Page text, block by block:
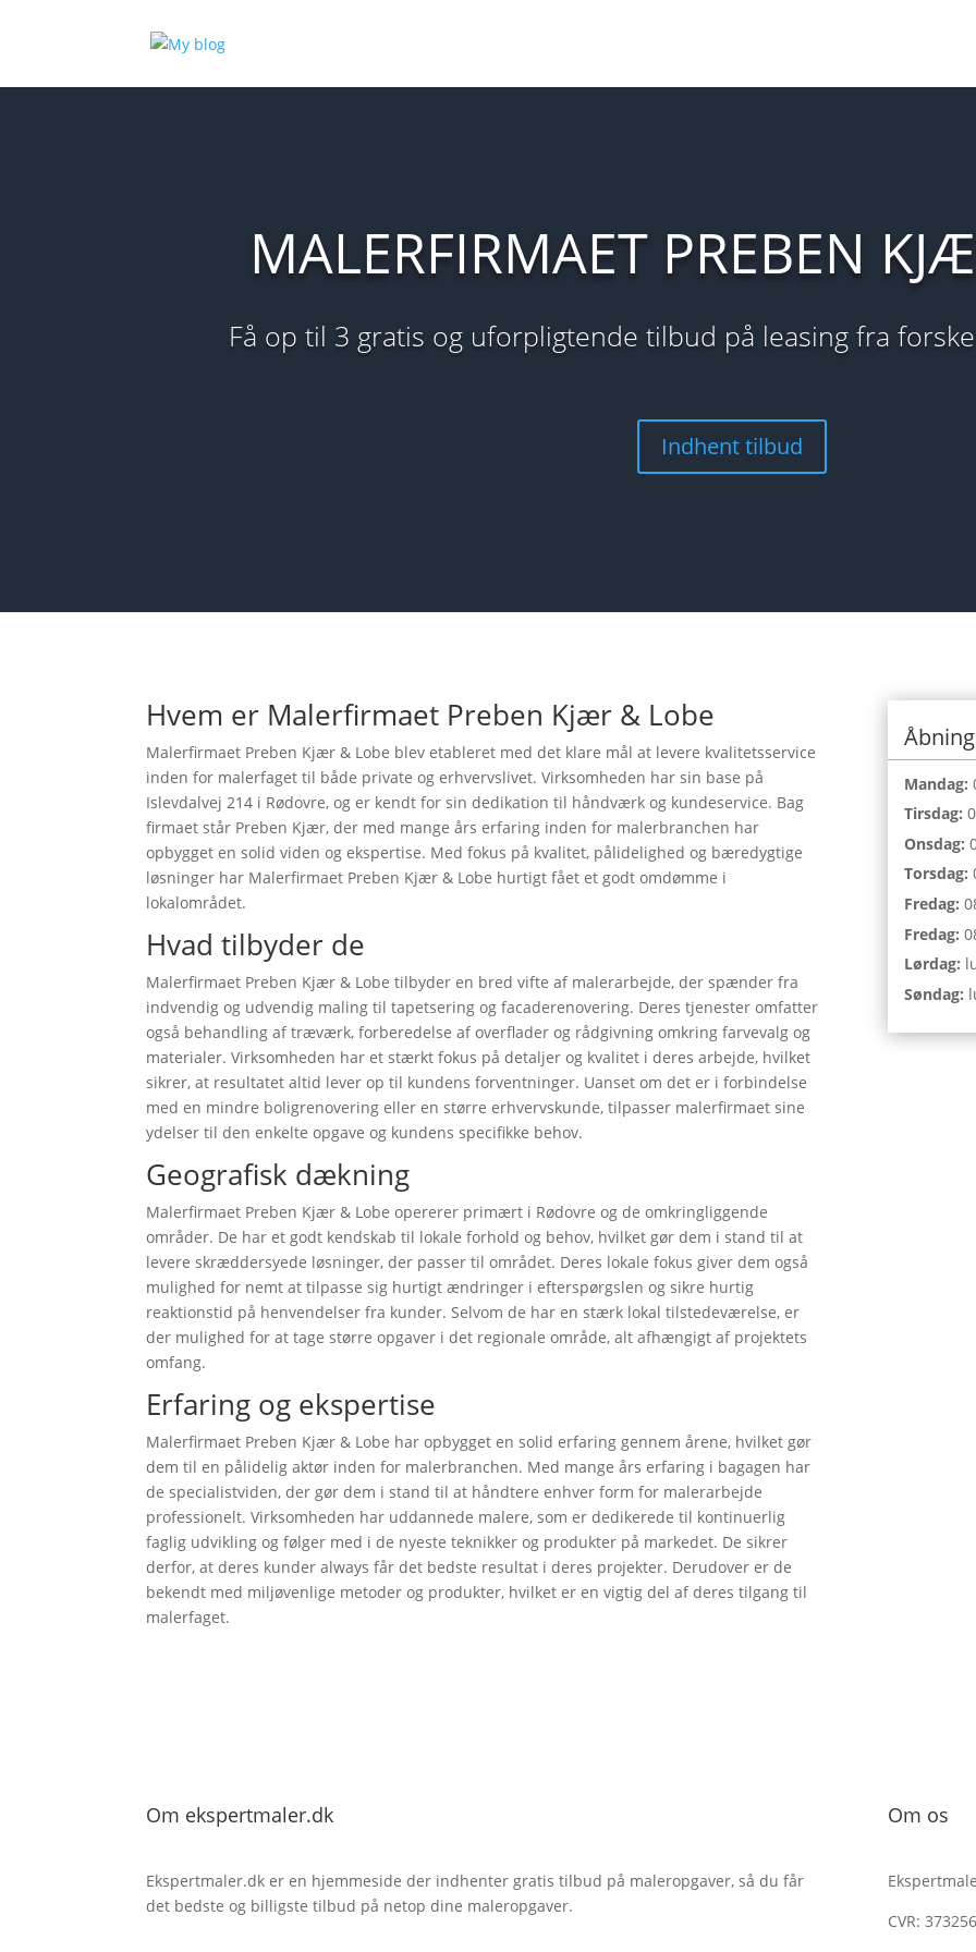
MALERFIRMAET PREBEN
Få op til 3 gratis og uforpligtende tilbud på leasing fra
Indhent tilbud
Hvem er Malerfirmaet Preben Kjær & Lobe
Malerfirmaet Preben Kjær & Lobe blev etableret med det klare mål at levere kvalitetsservice
inden for malerfaget til både private og erhvervslivet. Virksomheden har sin base på
Islevdalvej 214 i Rødovre, og er kendt for sin dedikation til håndværk og kundeservice. Bag
firmaet står Preben Kjær, der med mange års erfaring inden for malerbranchen har
opbygget en solid viden og ekspertise. Med fokus på kvalitet, pålidelighed og bæredygtige
løsninger har Malerfirmaet Preben Kjær & Lobe hurtigt fået et godt omdømme i
lokalområdet.
Hvad tilbyder de
Malerfirmaet Preben Kjær & Lobe tilbyder en bred vifte af malerarbejde, der spænder fra
indvendig og udvendig maling til tapetsering og facaderenovering. Deres tjenester omfatter
også behandling af træværk, forberedelse af overflader og rådgivning omkring farvevalg og
materialer. Virksomheden har et stærkt fokus på detaljer og kvalitet i deres arbejde, hvilket
sikrer, at resultatet altid lever op til kundens forventninger. Uanset om det er i forbindelse
med en mindre boligrenovering eller en større erhvervskunde, tilpasser malerfirmaet sine
ydelser til den enkelte opgave og kundens specifikke behov.
Geografisk dækning
Malerfirmaet Preben Kjær & Lobe opererer primært i Rødovre og de omkringliggende
områder. De har et godt kendskab til lokale forhold og behov, hvilket gør dem i stand til at
levere skræddersyede løsninger, der passer til området. Deres lokale fokus giver dem også
mulighed for nemt at tilpasse sig hurtigt ændringer i efterspørgslen og sikre hurtig
reaktionstid på henvendelser fra kunder. Selvom de har en stærk lokal tilstedeværelse, er
der mulighed for at tage større opgaver i det regionale område, alt afhængigt af projektets
omfang.
Erfaring og ekspertise
Malerfirmaet Preben Kjær & Lobe har opbygget en solid erfaring gennem årene, hvilket gør
dem til en pålidelig aktør inden for malerbranchen. Med mange års erfaring i bagagen har
de specialistviden, der gør dem i stand til at håndtere enhver form for malerarbejde
professionelt. Virksomheden har uddannede malere, som er dedikerede til kontinuerlig
faglig udvikling og følger med i de nyeste teknikker og produkter på markedet. De sikrer
derfor, at deres kunder always får det bedste resultat i deres projekter. Derudover er de
bekendt med miljøvenlige metoder og produkter, hvilket er en vigtig del af deres tilgang til
malerfaget.
Mandag:
Tirsdag:
Onsdag:
Torsdag:
Fredag:
Fredag:
Lørdag:
Søndag:
Om ekspertmaler.dk
Ekspertmaler.dk er en hjemmeside der indhenter gratis tilbud på maleropgaver, så du får
det bedste og billigste tilbud på netop dine maleropgaver.
Om os
CVR: